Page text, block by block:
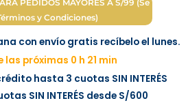
PEDIDOS MAYORES A S/99 (Se
y Condiciones)
con envío gratis recíbelo el lunes.
próximas 0 h 21 min
hasta 3 cuotas SIN INTERÉS
SIN INTERÉS desde S/600